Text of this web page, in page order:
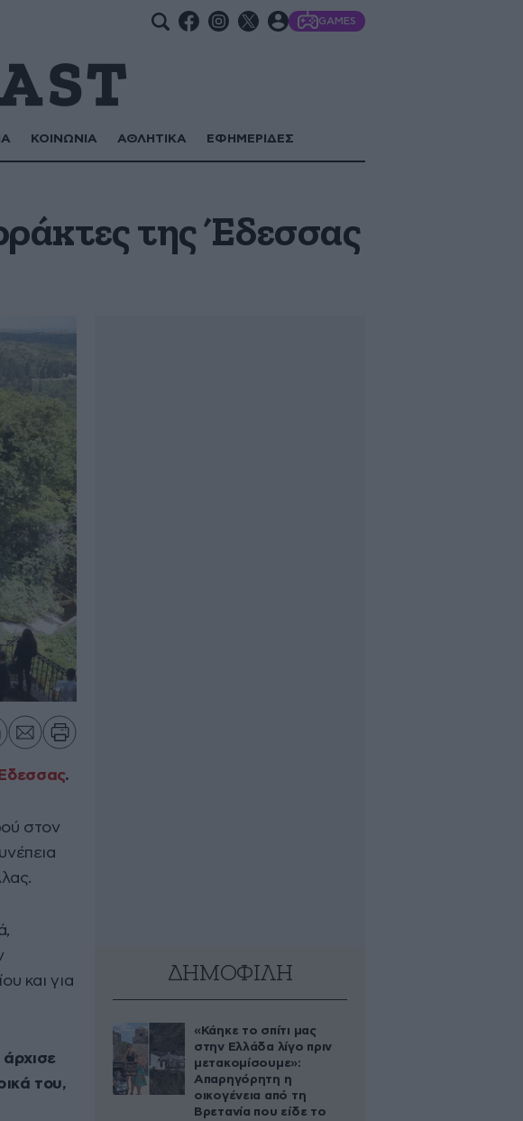
GAMES
ΚΟΙΝΩΝΙΑ ΑΘΛΗΤΙΚΑ ΕΦΗΜΕΡΙΔΕΣ
της Έδεσσας
.
στον
και για
του,
ΔΗΜΟΦΙΛΗ
«Κάηκε το σπίτι μας
στην Ελλάδα λίγο πριν
μετακομίσουμε»:
Απαρηγόρητη η
οικογένεια από τη
Βρετανία που είδε το